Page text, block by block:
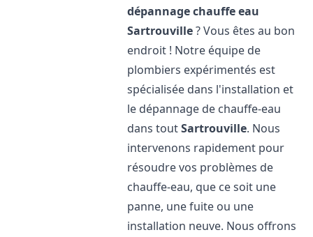
dépannage chauffe eau
Sartrouville? Vous êtes au bon
endroit ! Notre équipe de
plombiers expérimentés est
spécialisée dans l'installation et
le dépannage de chauffe-eau
dans toutSartrouville. Nous
intervenons rapidement pour
résoudre vos problèmes de
chauffe-eau, que ce soit une
panne, une fuite ou une
installation neuve. Nous offrons